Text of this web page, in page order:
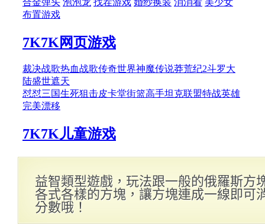
益智類型遊戲，玩法跟一般的俄羅斯方
各式各樣的方塊，讓方塊連成一線即可
分數哦！